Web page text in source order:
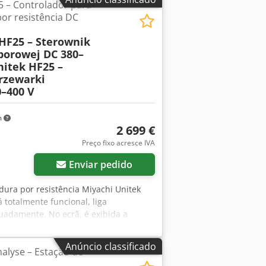
– Controlador para
resistência DC
– Sterownik
DC 380–
HF25 –
V
2 699 €
Preço fixo acresce IVA
Enviar pedido
por resistência Miyachi Unitek
totalmente funcional, liga
No ecrã, é exibida a
o circuito de paragem de
Modelo concebido para controlar
(DC). Equipado com um ecrã
Anúncio classificado
– Estação de